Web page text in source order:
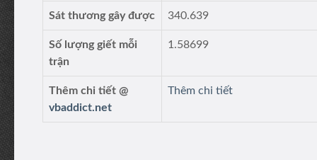
Sát thương gây được 340.639
Số lượng giết mỗi
trận
1.58699
Thêm chi tiết @
vbaddict.net
Thêm chi tiết